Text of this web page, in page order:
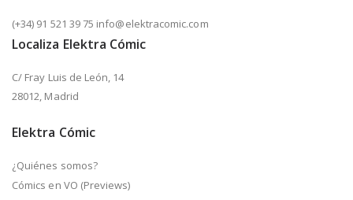
(+34) 91 521 39 75 info@elektracomic.com
Localiza Elektra Cómic
C/ Fray Luis de León, 14
28012, Madrid
Elektra Cómic
¿Quiénes somos?
Cómics en VO (Previews)